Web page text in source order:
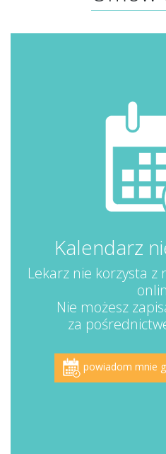
Kalendarz
Lekarz nie korzysta z
Nie możesz
za
powiadom mnie